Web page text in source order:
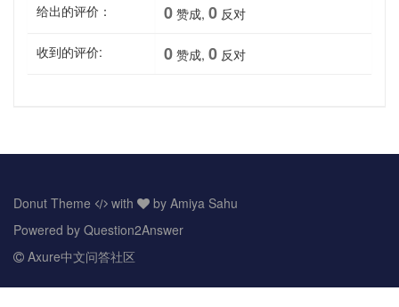
给出的评价： 0 赞成, 0 反对
收到的评价: 0 赞成, 0 反对
Donut Theme with
by Amiya Sahu
Powered by Question2Answer
Axure中文问答社区